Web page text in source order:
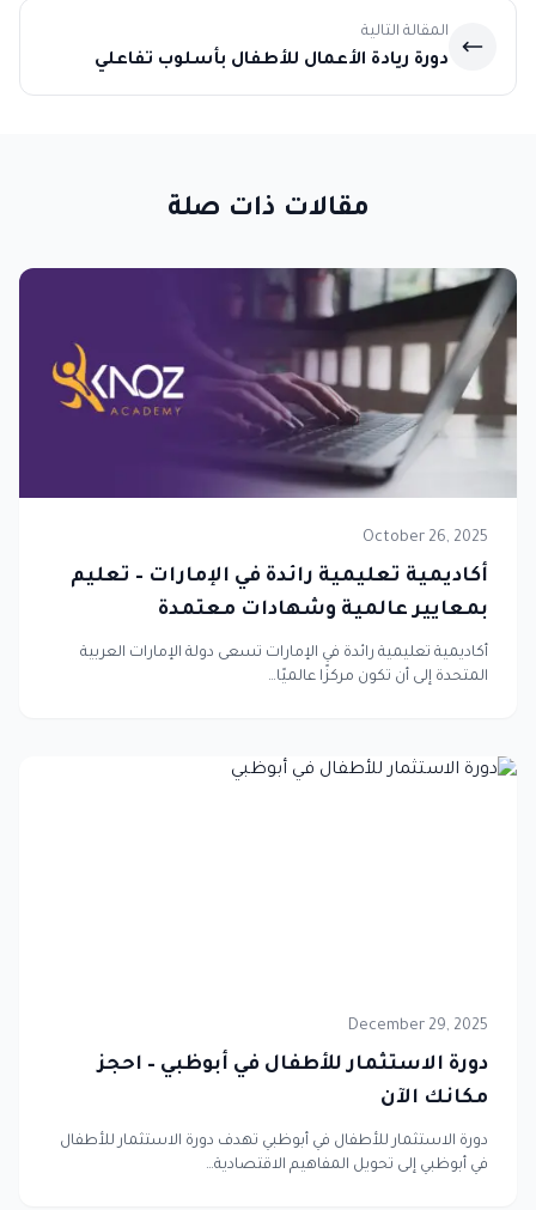
المقالة التالية
دورة ريادة الأعمال للأطفال بأسلوب تفاعلي
مقالات ذات صلة
October 26, 2025
أكاديمية تعليمية رائدة في الإمارات – تعليم
بمعايير عالمية وشهادات معتمدة
أكاديمية تعليمية رائدة في الإمارات تسعى دولة الإمارات العربية
المتحدة إلى أن تكون مركزًا عالميًا…
December 29, 2025
دورة الاستثمار للأطفال في أبوظبي – احجز
مكانك الآن
دورة الاستثمار للأطفال في أبوظبي تهدف دورة الاستثمار للأطفال
في أبوظبي إلى تحويل المفاهيم الاقتصادية…